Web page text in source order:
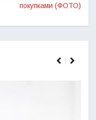
покупками (ФОТО)